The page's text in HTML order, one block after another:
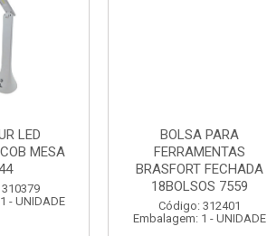
LED
MESA
- UNIDADE
BOLSA PARA
FERRAMENTAS
BRASFORT FECHADA
18BOLSOS 7559
Código: 312401
Embalagem: 1 - UNIDADE